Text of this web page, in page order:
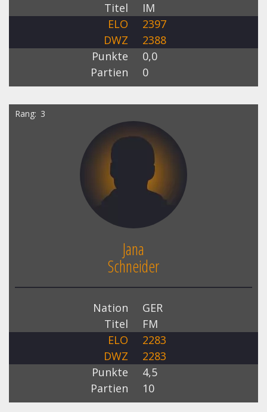
Titel
IM
ELO
2397
DWZ
2388
Punkte
0,0
Partien
0
Rang 3
Jana
Schneider
Nation
GER
Titel
FM
ELO
2283
DWZ
2283
Punkte
4,5
Partien
10